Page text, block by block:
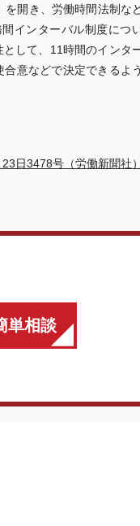
を開き、労働時間法制な
インターバル制度につ
して、11時間のインタ
意などで決定できるよう
日3478号（労働新聞社）
単相談